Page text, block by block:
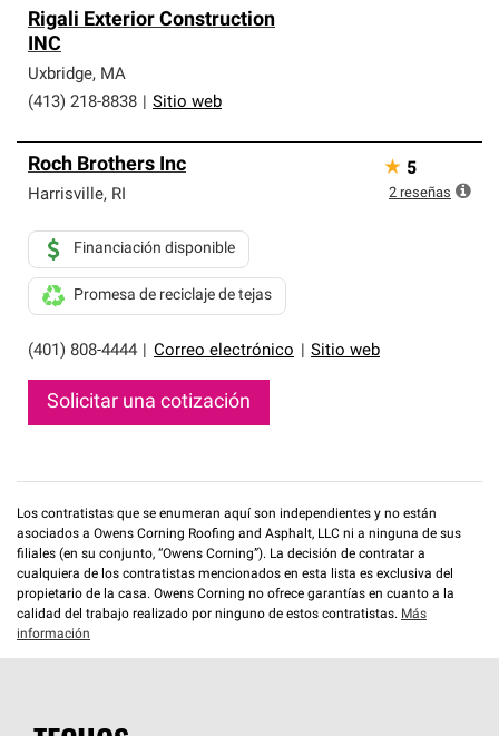
Rigali Exterior Construction
INC
Uxbridge, MA
(413) 218-8838
Sitio web
Roch Brothers Inc
Harrisville, RI
(401) 808-4444 Correo electrónico Sitio web
Financiación disponible
Promesa de reciclaje de tejas
Solicitar una cotización
★ 5
2 reseñas
Los contratistas que se enumeran aquí son independientes y no están
asociados a Owens Corning Roofing and Asphalt, LLC ni a ninguna de sus
filiales (en su conjunto, “Owens Corning”). La decisión de contratar a
cualquiera de los contratistas mencionados en esta lista es exclusiva del
propietario de la casa. Owens Corning no ofrece garantías en cuanto a la
calidad del trabajo realizado por ninguno de estos contratistas. Más
información